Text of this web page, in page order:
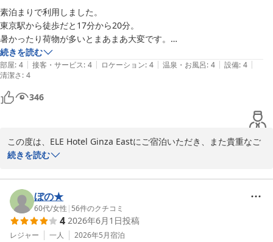
ＥＬＥ ｈｏｔｅｌ Ｇｉｎｚａ Ｅａｓｔ
2026-06-29
素泊まりで利用しました。
東京駅から徒歩だと17分から20分。
暑かったり荷物が多いとまあまあ大変です。
受付はとてもシンプルに済みます。
全てにおいてコンパクトです。
価格が安いので、満足と言った感じです。
シャワーのみでお風呂はありません。
その代わり、トイレと別なので使いやすかったです。
ベッドとベッドの間は5cmくらいかな？
手が落ちないように気をつけてください。
水もないので、必要な方は買っていってください。
帰りはカードキーを入れ物に入れるだけのかんたんなものでした。
安くスムーズに泊まりたいならオススメです。
続きを読む
部屋: 4 | 接客・サービス: 4 | ロケーション: 4 | 温泉・お風呂: 4 | 設備: 4 |
清潔さ: 4
346
この度は、ELE Hotel Ginza Eastにご宿泊いただき、また貴重なご
意見をご投稿頂き、誠にありがとうございました。　立地面　お部
ッドの間の件ですが、結構揺れるとの事で、詳しい詳細は不明であ
りますが、一度こちらで検証した上で、ベッドガードなどの対策を
立てることができればと存じます。　なるべく早めに対策を立てま
すが、今しばらくお待ちくださいませ。　コーヒーやお茶などのテ
ィーバックは貴重なご意見有り難うございます。　ペットボトル水
続きを読む
ぼの★
60代/女性 | 56件のクチコミ
4 2026年6月1日投稿
レジャー 一人 2026年5月宿泊